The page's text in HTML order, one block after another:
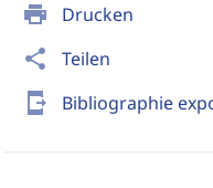
print Drucken
share Teilen
send_to_mobile Bibliographie